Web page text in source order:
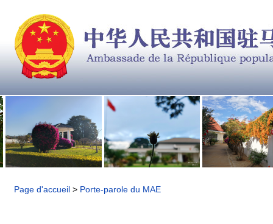
Page d'accueil > Porte-parole du MAE